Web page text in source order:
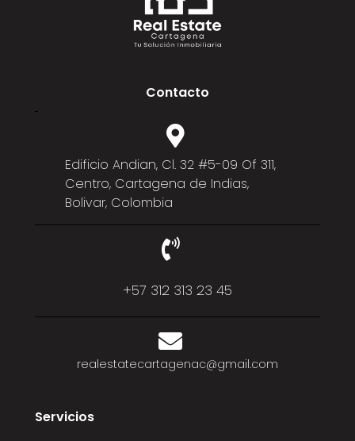
Manga combina tranquilidad residencial, zonas verdes,
parques, un hermoso malecón frente a la bahía y una
Contacto
Edificio Andian, Cl. 32 #5-09 Of 311,
Centro, Cartagena de Indias,
Bolivar, Colombia
+57 312 313 23 45
realestatecartagenac@gmail.com
Servicios